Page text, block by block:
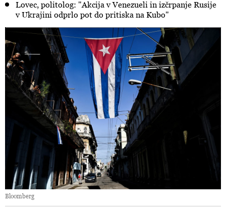
Lovec, politolog: "Akcija v Venezueli in izčrpanje Rusije
v Ukrajini odprlo pot do pritiska na Kubo"
Bloomberg